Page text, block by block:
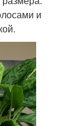
и